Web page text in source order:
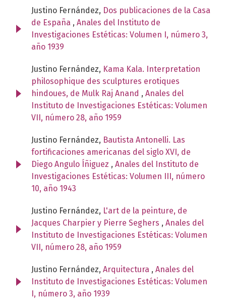
Justino Fernández, Dos publicaciones de la Casa
de España , Anales del Instituto de
Investigaciones Estéticas: Volumen I, número 3,
año 1939
Justino Fernández, Kama Kala. Interpretation
philosophique des sculptures erotiques
hindoues, de Mulk Raj Anand , Anales del
Instituto de Investigaciones Estéticas: Volumen
VII, número 28, año 1959
Justino Fernández, Bautista Antonelli. Las
fortificaciones americanas del siglo XVI, de
Diego Angulo Íñiguez , Anales del Instituto de
Investigaciones Estéticas: Volumen III, número
10, año 1943
Justino Fernández, L'art de la peinture, de
Jacques Charpier y Pierre Seghers , Anales del
Instituto de Investigaciones Estéticas: Volumen
VII, número 28, año 1959
Justino Fernández, Arquitectura , Anales del
Instituto de Investigaciones Estéticas: Volumen
I, número 3, año 1939